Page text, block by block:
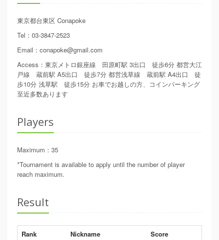
東京都台東区 Conapoke
Tel ： 03-3847-2523
Email ： conapoke@gmail.com
Access ： 東京メトロ銀座線 田原町駅 3出口 徒歩6分 都営大江
戸線 蔵前駅 A5出口 徒歩7分 都営浅草線 蔵前駅 A4出口 徒
歩10分 浅草駅 徒歩15分 お車でお越しの方、コインパーキング
至近多数あります
Players
Maximum ： 35
*Tournament is available to apply until the number of player
reach maximum.
Result
Rank Nickname
Score